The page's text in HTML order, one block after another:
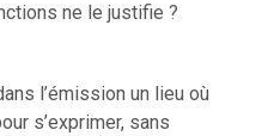
ne le justifie ?
l’émission un lieu où
s’exprimer, sans